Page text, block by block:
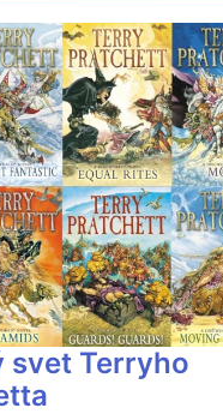
svet Terryho